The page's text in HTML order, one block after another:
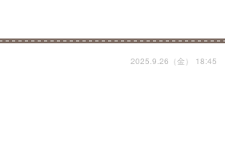
2025.9.26（金） 18:45